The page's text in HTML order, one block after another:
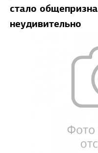
стало
неудивительно